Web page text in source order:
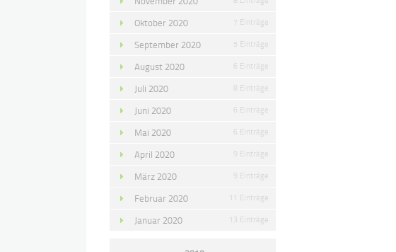
Oktober 2020 7 Einträge
September 2020 5 Einträge
August 2020 6 Einträge
Juli 2020 8 Einträge
Juni 2020 6 Einträge
Mai 2020 6 Einträge
April 2020 9 Einträge
März 2020 9 Einträge
Februar 2020 11 Einträge
Januar 2020 13 Einträge